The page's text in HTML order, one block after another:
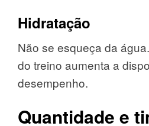
Hidratação
Não se esqueça da
do treino aumenta a
desempenho.
Quantidade e